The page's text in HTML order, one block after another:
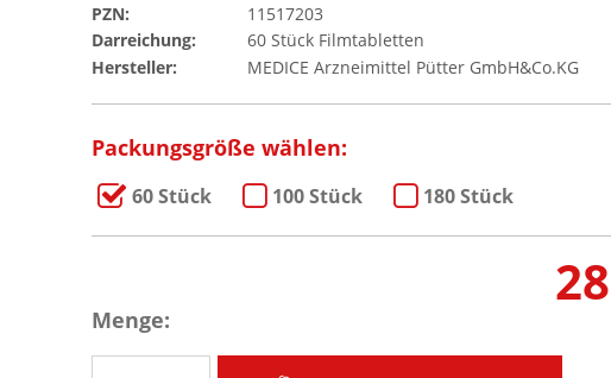
PZN:
11517203
Darreichung:
60Stück Filmtabletten
Hersteller:
MEDICE Arzneimittel Pütter GmbH&Co.KG
Packungsgröße wählen:
60 Stück 100 Stück 180 Stück
Menge: